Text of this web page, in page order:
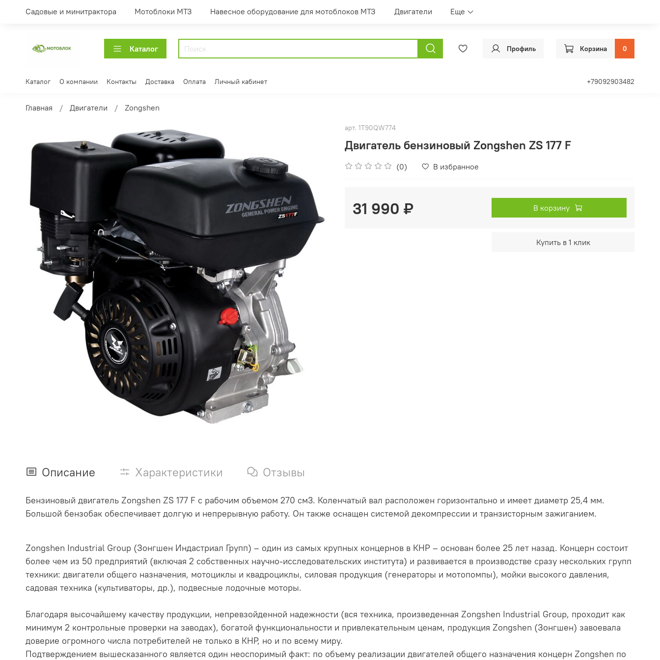
Садовые и минитрактора Мотоблоки МТЗ Навесное оборудование для мотоблоков МТЗ Двигатели Еще
Каталог Профиль Корзина 0
Каталог О компании Контакты Доставка Оплата Личный кабинет +79092903482
Главная Двигатели Zongshen
арт. 1T90QW774
Двигатель бензиновый Zongshen ZS 177 F
(0) В избранное
31 990 ₽ В корзину
Купить в 1 клик
Описание Характеристики Отзывы
Бензиновый двигатель Zongshen ZS 177 F с рабочим объемом 270 см3. Коленчатый вал расположен горизонтально и имеет диаметр 25,4 мм.
Большой бензобак обеспечивает долгую и непрерывную работу. Он также оснащен системой декомпрессии и транзисторным зажиганием.
Zongshen Industrial Group (Зонгшен Индастриал Групп) – один из самых крупных концернов в КНР – основан более 25 лет назад. Концерн состоит
более чем из 50 предприятий (включая 2 собственных научно-исследовательских института) и развивается в производстве сразу нескольких групп
техники: двигатели общего назначения, мотоциклы и квадроциклы, силовая продукция (генераторы и мотопомпы), мойки высокого давления,
садовая техника (культиваторы, др.), подвесные лодочные моторы.
Благодаря высочайшему качеству продукции, непревзойденной надежности (вся техника, произведенная Zongshen Industrial Group, проходит как
минимум 2 контрольные проверки на заводах), богатой функциональности и привлекательным ценам, продукция Zongshen (Зонгшен) завоевала
доверие огромного числа потребителей не только в КНР, но и по всему миру.
Подтверждением вышесказанного является один неоспоримый факт: по объему реализации двигателей общего назначения концерн Zongshen по